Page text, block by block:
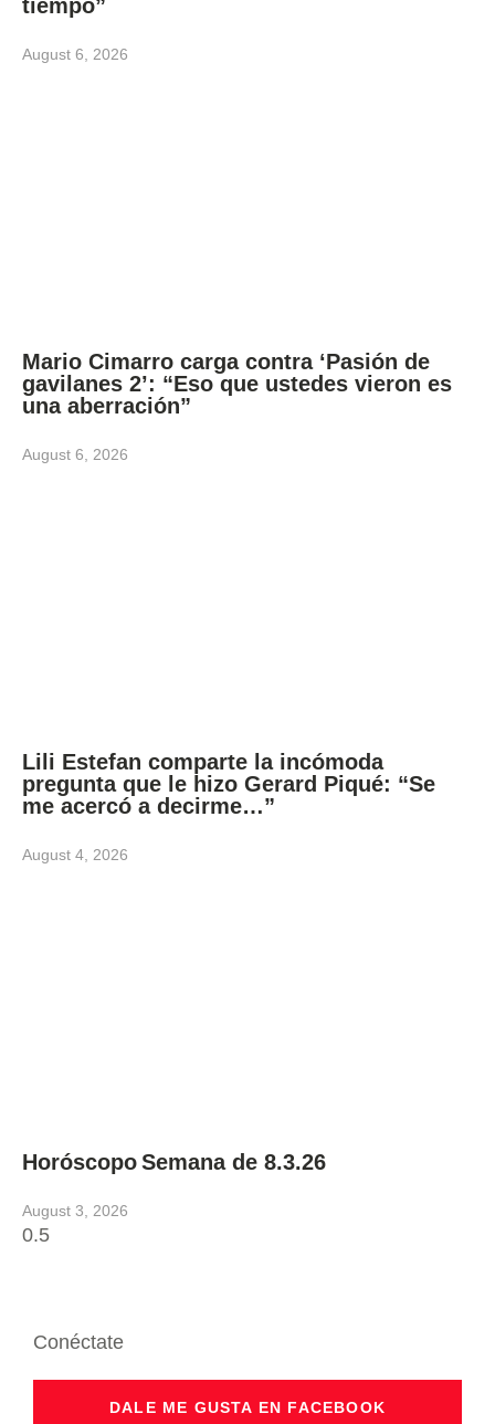
tiempo”
August 6, 2026
Mario Cimarro carga contra ‘Pasión de
gavilanes 2’: “Eso que ustedes vieron es
una aberración”
August 6, 2026
Lili Estefan comparte la incómoda
pregunta que le hizo Gerard Piqué: “Se
me acercó a decirme…”
August 4, 2026
Horóscopo Semana de 8.3.26
August 3, 2026
Conéctate
DALE ME GUSTA EN FACEBOOK